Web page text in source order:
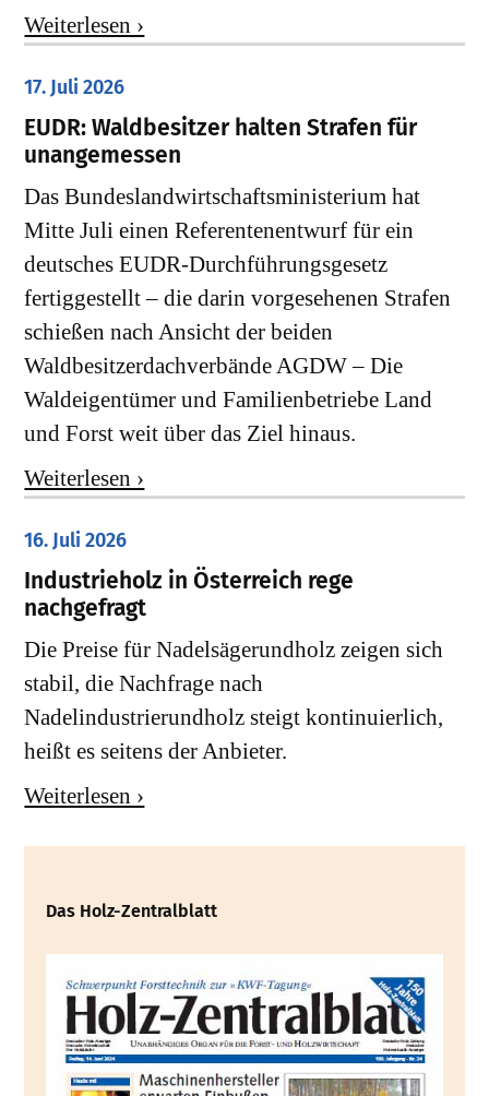
Weiterlesen ›
17. Juli 2026
EUDR: Waldbesitzer halten Strafen für
unangemessen
Das Bundeslandwirtschaftsministerium hat
Mitte Juli einen Referentenentwurf für ein
deutsches EUDR-Durchführungsgesetz
fertiggestellt – die darin vorgesehenen Strafen
schießen nach Ansicht der beiden
Waldbesitzerdachverbände AGDW – Die
Waldeigentümer und Familienbetriebe Land
und Forst weit über das Ziel hinaus.
Weiterlesen ›
16. Juli 2026
Industrieholz in Österreich rege
nachgefragt
Die Preise für Nadelsägerundholz zeigen sich
stabil, die Nachfrage nach
Nadelindustrierundholz steigt kontinuierlich,
heißt es seitens der Anbieter.
Weiterlesen ›
Das Holz-Zentralblatt